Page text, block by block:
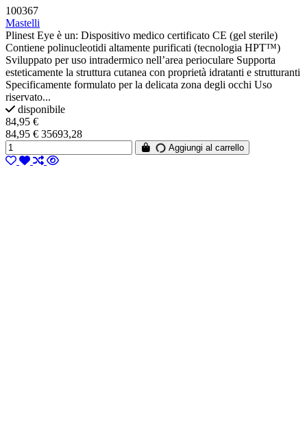
100367
Mastelli
Plinest Eye è un: Dispositivo medico certificato CE (gel sterile)
Contiene polinucleotidi altamente purificati (tecnologia HPT™)
Sviluppato per uso intradermico nell’area perioculare Supporta
esteticamente la struttura cutanea con proprietà idratanti e strutturanti
Specificamente formulato per la delicata zona degli occhi Uso
riservato...
disponibile
84,95 €
84,95 € 35693,28
Aggiungi al carrello